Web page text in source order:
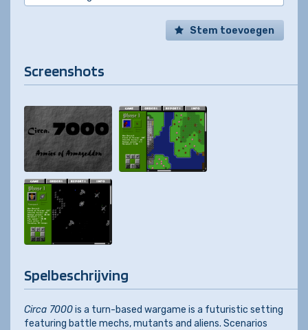
Stem toevoegen
Screenshots
Spelbeschrijving
Circa 7000is a turn-based wargame is a futuristic setting
featuring battle mechs, mutants and aliens. Scenarios